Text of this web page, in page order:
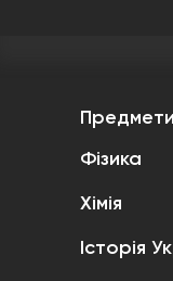
Фізика
Хімія
Історія